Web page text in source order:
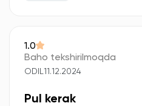
1.0
Baho tekshirilmoqda
ODIL11.12.2024
Pul kerak